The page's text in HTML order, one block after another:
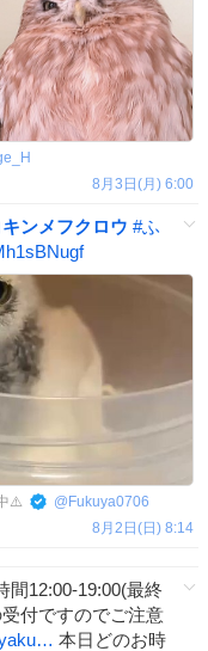
8月3日(月) 6:00
ンメフクロウ #ふ
⚠️ @ Fukuya0706
8月2日(日) 8:14
間12:00-19:00(最終
付ですのでご注意
本日どのお時